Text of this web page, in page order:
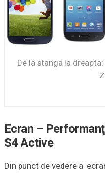
De la stanga la
Ecran –
S4 Active
Din punct de vedere al